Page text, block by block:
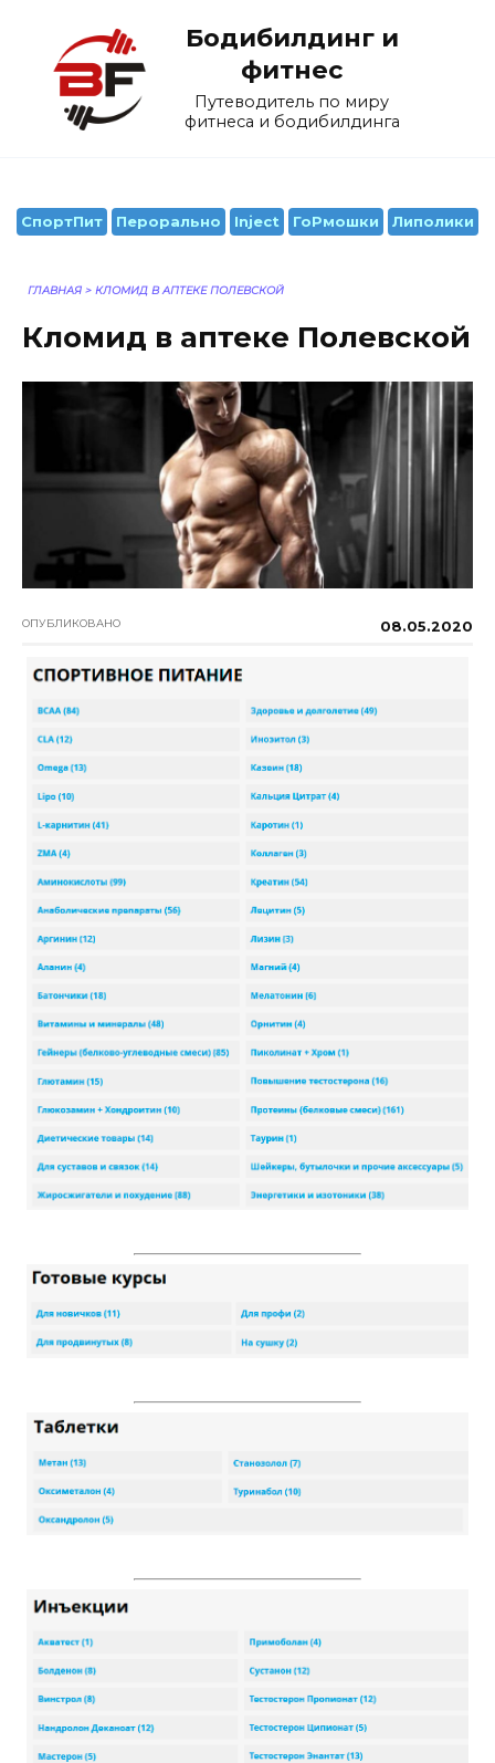
содержанию
Бодибилдинг и
фитнес
Путеводитель по миру
фитнеса и бодибилдинга
СпортПит Перорально Inject ГоРмошки Липолики
ГЛАВНАЯ > КЛОМИД В АПТЕКЕ ПОЛЕВСКОЙ
Кломид в аптеке Полевской
ОПУБЛИКОВАНО 08.05.2020